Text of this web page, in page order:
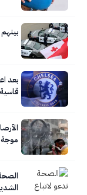
بينهم
موجة